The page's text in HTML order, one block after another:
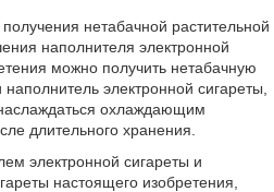
нетабачной растительной
наполнителя электронной
можно получить нетабачную
электронной сигареты,
охлаждающим
длительного хранения.
электронной сигареты и
настоящего изобретения,